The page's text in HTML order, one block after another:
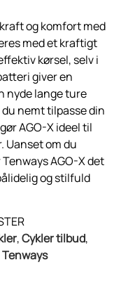
og komfort med
med et kraftigt
kørsel, selv i
giver en
nyde lange ture
du nemt tilpasse din
AGO-X ideel til
Uanset om du
AGO-X det
og stilfuld
,Cykler tilbud,
Tenways